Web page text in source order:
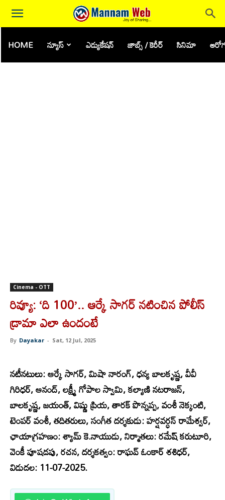
HOME న్యూస్ ఎడ్యుకేషన్ జాబ్స్ / కెరీర్ సినిమా
Cinema - OTT
రివ్యూ: ‘ది 100’.. ఆర్కే సాగర్ నటించిన పోలీస్‌
డ్రామా ఎలా ఉందంటే
By Dayakar - Sat, 12 Jul, 2025
నటీనటులు: ఆర్కే సాగర్, మిషా నారంగ్, ధన్య బాలకృష్ణ, వీవీ
గిరిధర్, ఆనంద్, లక్ష్మీ గోపాల స్వామి, కల్యాణి నటరాజన్,
బాలకృష్ణ, జయంత్, విష్ణు ప్రియ, తారక్ పొన్నప్ప, వంశీ నెక్కంటి,
టెంపర్ వంశీ, తదితరులు, సంగీత దర్శకుడు: హర్షవర్ధన్ రామేశ్వర్,
ఛాయాగ్రహణం: శ్యామ్ కె.నాయుడు, నిర్మాతలు: రమేష్ కరుటూరి,
వెంకీ పూషడపు, రచన, దర్శకత్వం: రాఘవ్ ఓంకార్ శశిధర్,
విడుదల: 11-07-2025.